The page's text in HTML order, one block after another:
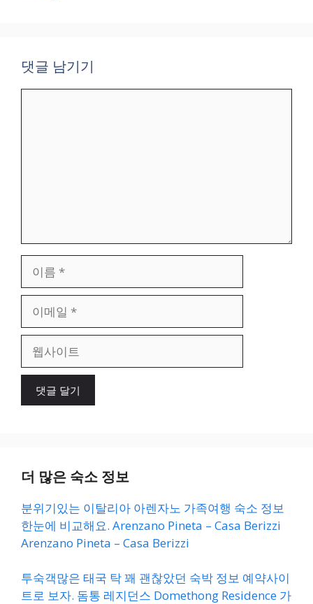
댓글 남기기
일
이
더 많은 숙소 정보
분위기있는 이탈리아 아렌자노 가족여행 숙소 정보
한눈에 비교해요. Arenzano Pineta – Casa Berizzi
Arenzano Pineta – Casa Berizzi
투숙객많은 태국 탁 꽤 괜찮았던 숙박 정보 예약사이
트로 보자. 돔통 레지던스 Domethong Residence 가